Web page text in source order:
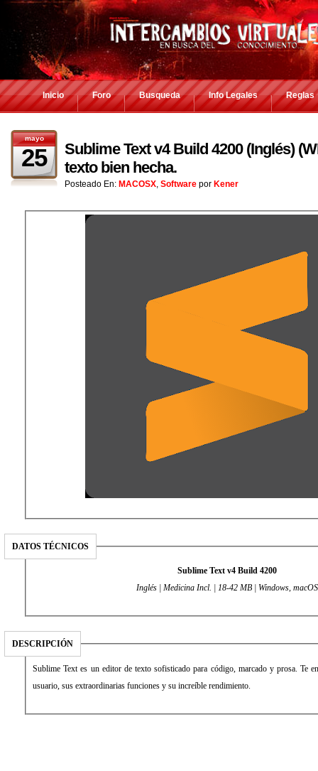
Inicio Foro Busqueda Info Legales Reglas
mayo
25
Sublime Text v4 Build 4200 (Inglés)
texto bien hecha.
Posteado En: MACOSX, Software por Kener
DATOS TÉCNICOS
Sublime Text v4 Build 4200
Inglés | Medicina Incl. | 18-42 MB | Windows, macOS
DESCRIPCIÓN
Sublime Text es un editor de texto sofisticado para código, marcado y prosa. Te
usuario, sus extraordinarias funciones y su increíble rendimiento.